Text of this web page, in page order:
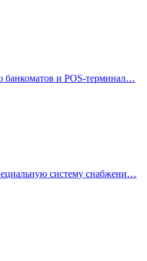
банкоматов и POS-терминал…
систему снабжени…